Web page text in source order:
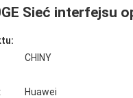
Sieć interfejsu
CHINY
Huawei